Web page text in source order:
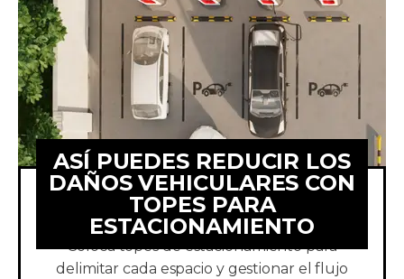
ASÍ PUEDES REDUCIR LOS
DAÑOS VEHICULARES CON
TOPES PARA
ESTACIONAMIENTO
Evita pagar en reparaciones costosas.
Coloca topes de estacionamiento para
delimitar cada espacio y gestionar el flujo